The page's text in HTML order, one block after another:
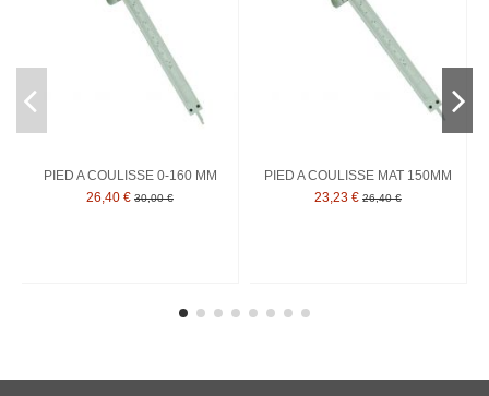
PIED A COULISSE 0-160 MM
26,40 € 30,00 €
PIED A COULISSE MAT 150MM
23,23 € 26,40 €